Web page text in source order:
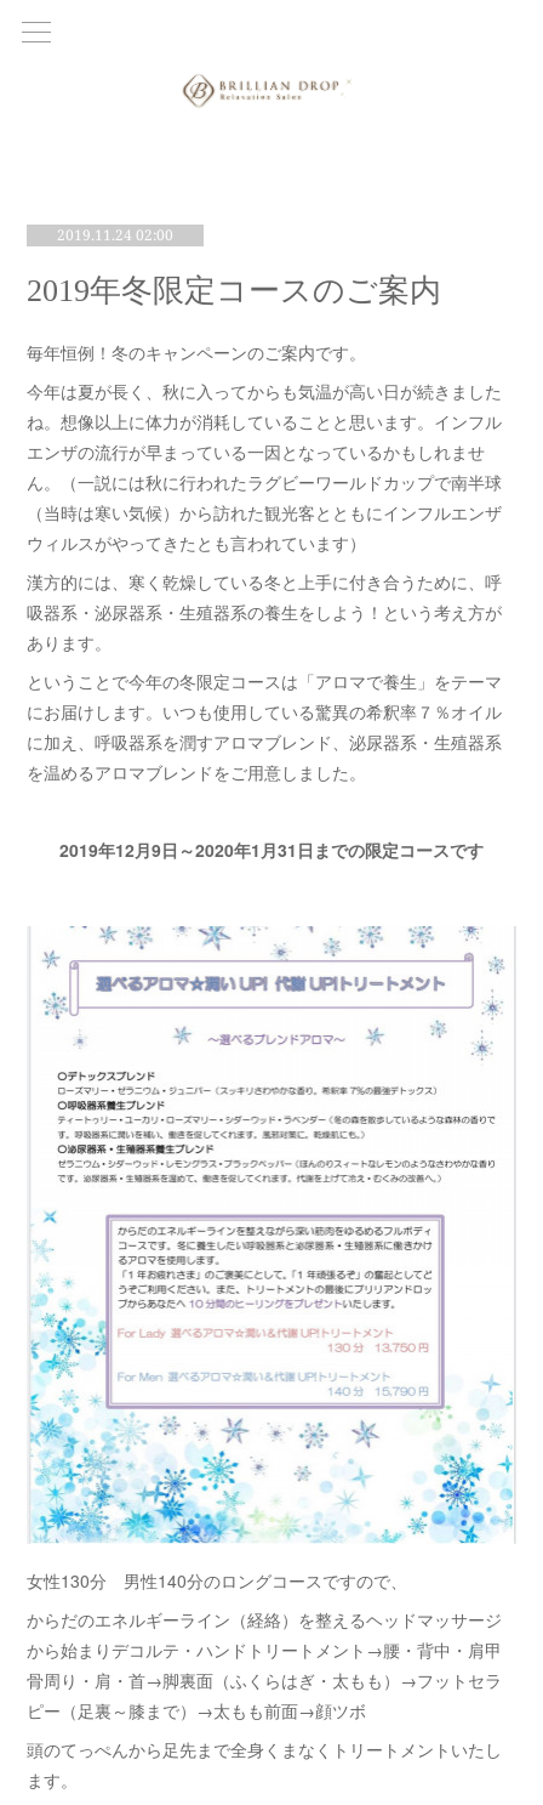
2019.11.24 02:00
2019年冬限定コースのご案内
毎年恒例！冬のキャンペーンのご案内です。
今年は夏が長く、秋に入ってからも気温が高い日が続きました
ね。想像以上に体力が消耗していることと思います。インフル
エンザの流行が早まっている一因となっているかもしれませ
ん。（一説には秋に行われたラグビーワールドカップで南半球
（当時は寒い気候）から訪れた観光客とともにインフルエンザ
ウィルスがやってきたとも言われています）
漢方的には、寒く乾燥している冬と上手に付き合うために、呼
吸器系・泌尿器系・生殖器系の養生をしよう！という考え方が
あります。
ということで今年の冬限定コースは「アロマで養生」をテーマ
にお届けします。いつも使用している驚異の希釈率７％オイル
に加え、呼吸器系を潤すアロマブレンド、泌尿器系・生殖器系
を温めるアロマブレンドをご用意しました。
2019年12月9日～2020年1月31日までの限定コースです
女性130分 男性140分のロングコースですので、
からだのエネルギーライン（経絡）を整えるヘッドマッサージ
から始まりデコルテ・ハンドトリートメント→腰・背中・肩甲
骨周り・肩・首→脚裏面（ふくらはぎ・太もも）→フットセラ
ピー（足裏～膝まで）→太もも前面→顔ツボ
頭のてっぺんから足先まで全身くまなくトリートメントいたし
ます。